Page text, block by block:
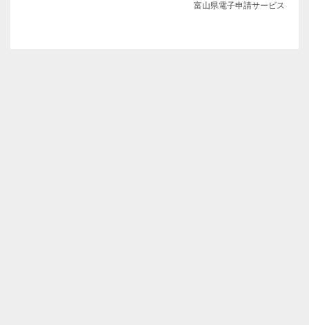
富山県電子申請サービス